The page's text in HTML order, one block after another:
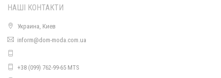
Теплий костюм брючний із тунікою великого розміру
НАШІ КОНТАКТИ
Украина, Киев
inform@dom-moda.com.ua
+38 (099) 762-99-65 MTS